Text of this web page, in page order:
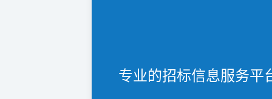
专业的招标信息服务平